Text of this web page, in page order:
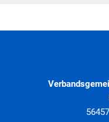
56457